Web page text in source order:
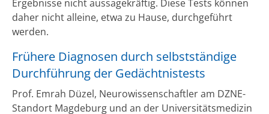
Ergebnisse nicht aussagekräftig. Diese Tests können
daher nicht alleine, etwa zu Hause, durchgeführt
werden.
Frühere Diagnosen durch selbstständige
Durchführung der Gedächtnistests
Prof. Emrah Düzel, Neurowissenschaftler am DZNE-
Standort Magdeburg und an der Universitätsmedizin